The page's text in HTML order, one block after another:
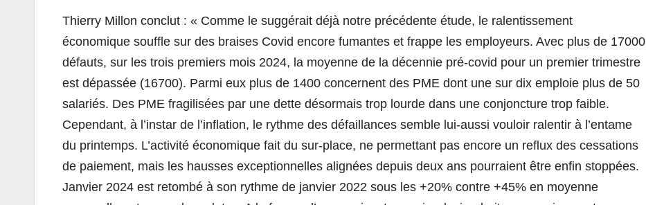
Thierry Millon conclut : « Comme le suggérait déjà notre précédente étude, le ralentissement
économique souffle sur des braises Covid encore fumantes et frappe les employeurs. Avec plus de 17000
défauts, sur les trois premiers mois 2024, la moyenne de la décennie pré-covid pour un premier trimestre
est dépassée (16700). Parmi eux plus de 1400 concernent des PME dont une sur dix emploie plus de 50
salariés. Des PME fragilisées par une dette désormais trop lourde dans une conjoncture trop faible.
Cependant, à l’instar de l’inflation, le rythme des défaillances semble lui-aussi vouloir ralentir à l’entame
du printemps. L’activité économique fait du sur-place, ne permettant pas encore un reflux des cessations
de paiement, mais les hausses exceptionnelles alignées depuis deux ans pourraient être enfin stoppées.
Janvier 2024 est retombé à son rythme de janvier 2022 sous les +20% contre +45% en moyenne